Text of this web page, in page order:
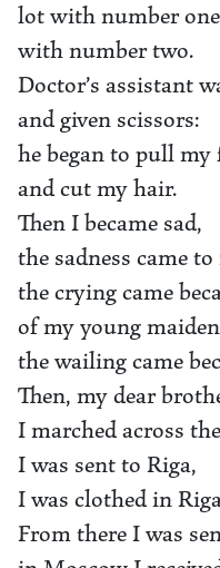
lot with number
with number two.
Doctor’s assistant
and given scissors:
he began to pull my
and cut my hair.
Then I became sad,
the sadness came
the crying came
of my young
the wailing came
Then, my dear
I marched across
I was sent to Riga,
I was clothed in
From there I was